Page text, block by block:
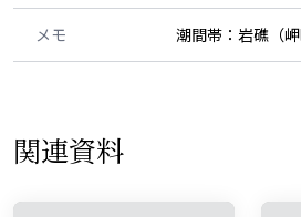
メモ 潮間帯：岩礁（岬
関連資料